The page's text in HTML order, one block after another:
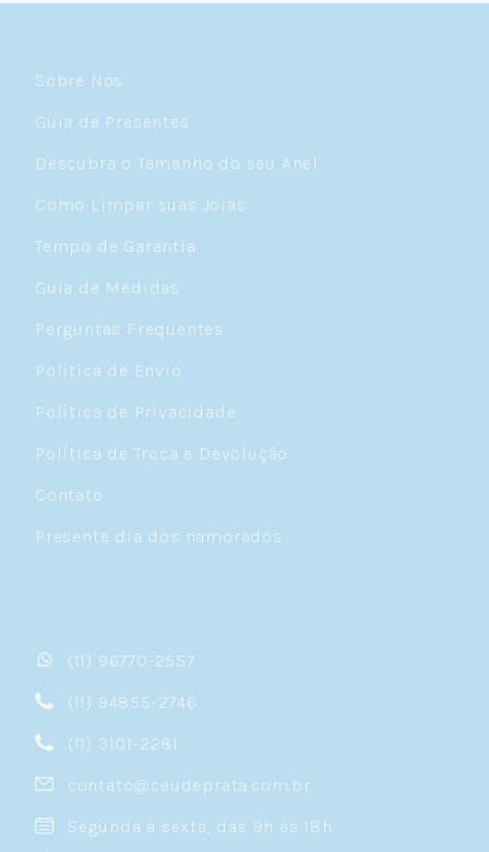
Sobre Nós
Guia de Presentes
Descubra o Tamanho do seu Anel
Como Limpar suas Joias
Tempo de Garantia
Guia de Medidas
Perguntas Frequentes
Política de Envio
Política de Privacidade
Política de Troca e Devolução
Contato
Presente dia dos namorados
(11) 96770-2557
(11) 94855-2746
(11) 3101-2281
contato@ceudeprata.com.br
Segunda à sexta, das 9h às 18h